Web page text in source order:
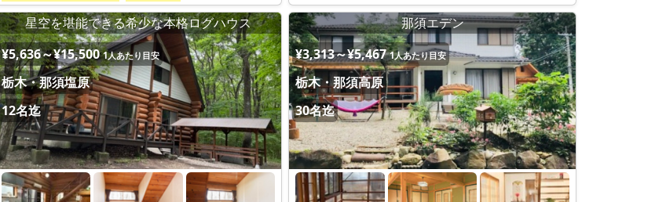
星空を堪能できる希少な本格ログハウス
¥5,636～¥15,500 1人あたり目安
栃木・那須塩原
12名迄
那須エデン
¥3,313～¥5,467 1人あたり目安
栃木・那須高原
30名迄